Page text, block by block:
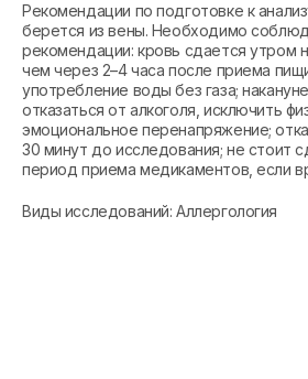
Рекомендации по подготовке к
берется из вены. Необходимо
рекомендации: кровь сдается утром
чем через 2–4 часа после приема
употребление воды без газа;
отказаться от алкоголя, исключить
эмоциональное перенапряжение;
30 минут до исследования; не стоит
период приема медикаментов, если
Виды исследований: Аллергология